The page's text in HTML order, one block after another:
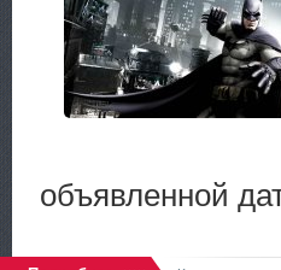
объявленной